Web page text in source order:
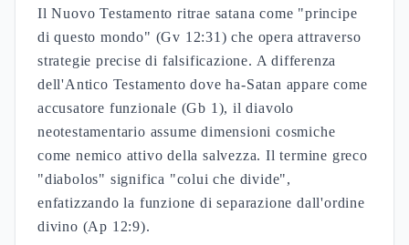
Il Nuovo Testamento ritrae satana come "principe
di questo mondo" (Gv 12:31) che opera attraverso
strategie precise di falsificazione. A differenza
dell'Antico Testamento dove ha-Satan appare come
accusatore funzionale (Gb 1), il diavolo
neotestamentario assume dimensioni cosmiche
come nemico attivo della salvezza. Il termine greco
"diabolos" significa "colui che divide",
enfatizzando la funzione di separazione dall'ordine
divino (Ap 12:9).